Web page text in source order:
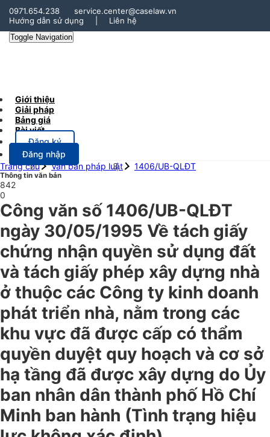
0971.654.238
service.center@caselaw.vn
Hướng dẫn sử dụng
Liên hệ
Toggle Navigation
Giới thiệu
Giải pháp
Bảng giá
Bài viết
Đăng ký
Đăng nhập
Trang chủ
Văn bản pháp luật 1406/UB-QLĐT
Thông tin văn bản
842
0
Công văn số 1406/UB-QLĐT
ngày 30/05/1995 Về tách giấy
chứng nhận quyền sử dụng đất
và tách giấy phép xây dựng nhà
ở thuộc các Công ty kinh doanh
phát triển nhà, nằm trong các
khu vực đã được cấp có thẩm
quyền duyệt quy hoạch và cơ sở
hạ tầng đã được xây dựng do Ủy
ban nhân dân thành phố Hồ Chí
Minh ban hành (Tình trạng hiệu